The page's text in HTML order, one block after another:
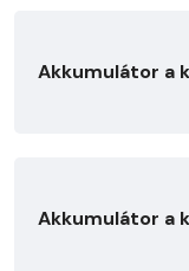
Akkumulátor a
Akkumulátor a